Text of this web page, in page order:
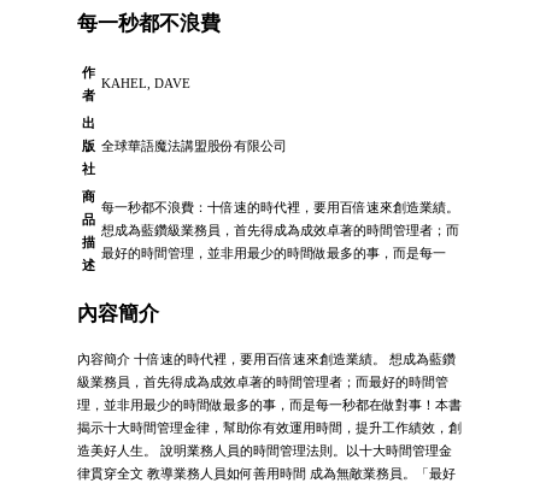
每一秒都不浪費
作
者
KAHEL, DAVE
出
版
社
全球華語魔法講盟股份有限公司
商
品
描
述
每一秒都不浪費：十倍速的時代裡，要用百倍速來創造業績。
想成為藍鑽級業務員，首先得成為成效卓著的時間管理者；而
最好的時間管理，並非用最少的時間做最多的事，而是每一
內容簡介
內容簡介 十倍速的時代裡，要用百倍速來創造業績。 想成為藍鑽
級業務員，首先得成為成效卓著的時間管理者；而最好的時間管
理，並非用最少的時間做最多的事，而是每一秒都在做對事！本書
揭示十大時間管理金律，幫助你有效運用時間，提升工作績效，創
造美好人生。 說明業務人員的時間管理法則。以十大時間管理金
律貫穿全文 教導業務人員如何善用時間 成為無敵業務員。「最好